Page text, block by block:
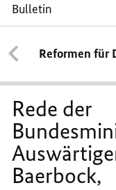
Bulletin
Rede
der
des
Annalena
Baerbock,
Reformen für
Rede der
Baerbock,